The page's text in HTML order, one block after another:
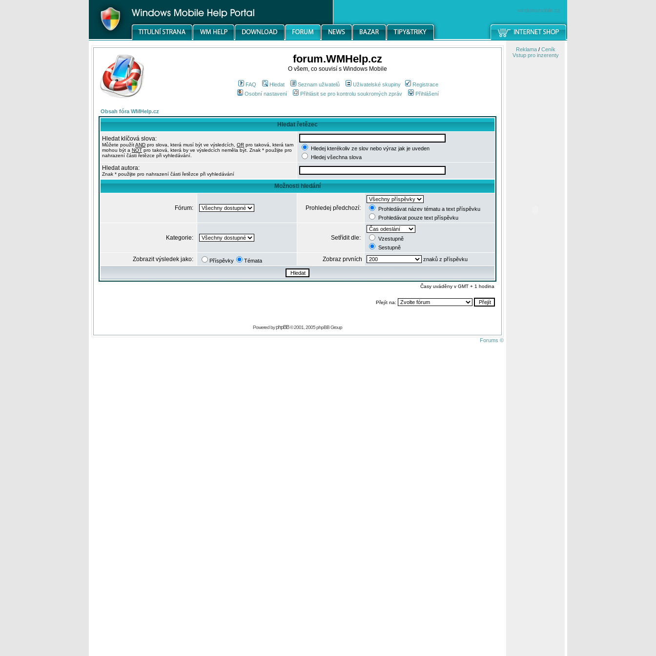
windowsmobile.cz
forum.WMHelp.cz
O všem, co souvisí s Windows Mobile
FAQ Hledat Seznam uživatelů Uživatelské skupiny
Registrace
Osobní nastavení
Přihlásit se pro kontrolu soukromých zpráv Přihlášení
Obsah fóra WMHelp.cz
Hledat řetězec
Hledat klíčová slova:
Můžete použítAND pro slova, která musí být ve výsledcích, OR pro taková, která tam
mohou být a NOT pro taková, která by ve výsledcích neměla být. Znak * použijte pro
nahrazení části řetězce při vyhledávání.
Hledej kterékoliv ze slov nebo výraz jak je uveden
Hledej všechna slova
Hledat autora:
Znak * použijte pro nahrazení části řetězce při vyhledávání
Možnosti hledání
Fórum: Prohledej předchozí:
Prohledávat název tématu a text příspěvku
Prohledávat pouze text příspěvku
Kategorie: Setřídit dle:
Vzestupně
Sestupně
Zobrazit výsledek jako: Příspěvky Témata Zobraz prvních znaků z příspěvku
Časy uváděny v GMT + 1 hodina
Přejít na:
Powered byphpBB© 2001, 2005 phpBB Group
Forums ©
Reklama/ Ceník
Vstup pro inzerenty